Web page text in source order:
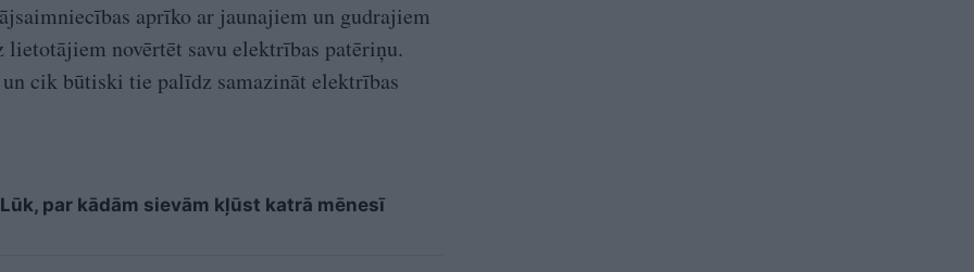
aprīko ar jaunajiem un gudrajiem
novērtēt savu elektrības patēriņu.
cik būtiski tie palīdz samazināt elektrības
par kādām sievām kļūst katrā mēnesī